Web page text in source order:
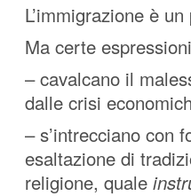
L’immigrazione è
Ma certe
– cavalcano il
dalle crisi
– s’intrecciano con
esaltazione di
religione, quale